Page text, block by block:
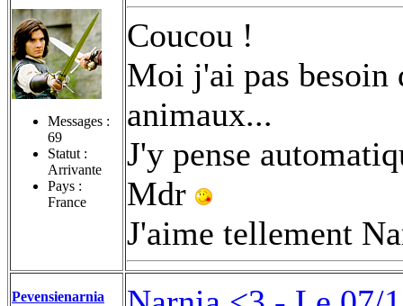
Messages :
69
Statut :
Arrivante
Pays :
France
Coucou !
Moi j'ai pas besoin
animaux...
J'y pense
Mdr
J'aime tellement
Pevensienarnia